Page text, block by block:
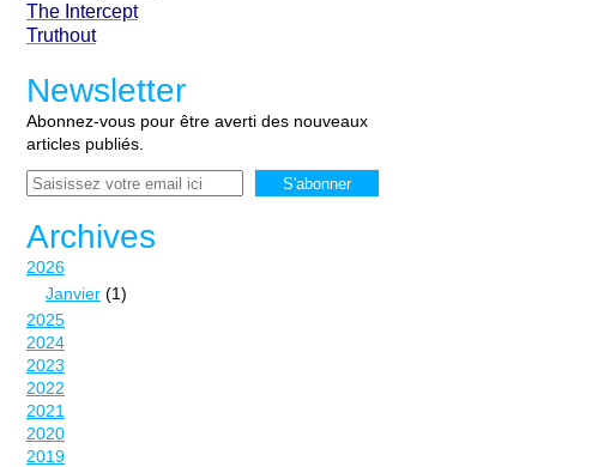
The Intercept
Truthout
Newsletter
Abonnez-vous pour être averti des nouveaux
articles publiés.
Email
Archives
2026
Janvier (1)
2025
2024
2023
2022
2021
2020
2019